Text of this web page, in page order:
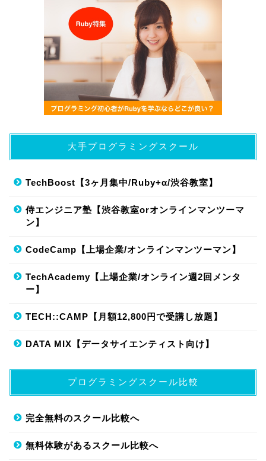
大手プログラミングスクール
TechBoost【3ヶ月集中/Ruby+α/渋谷教室】
侍エンジニア塾【渋谷教室orオンラインマンツーマ
ン】
CodeCamp【上場企業/オンラインマンツーマン】
TechAcademy【上場企業/オンライン週2回メンタ
ー】
TECH::CAMP【月額12,800円で受講し放題】
DATA MIX【データサイエンティスト向け】
プログラミングスクール比較
完全無料のスクール比較へ
無料体験があるスクール比較へ